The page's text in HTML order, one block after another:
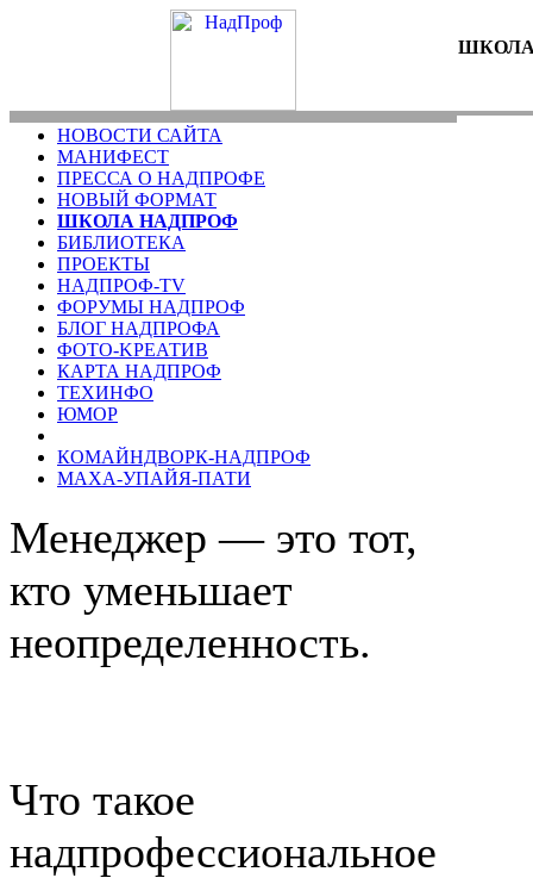
НОВОСТИ САЙТА
МАНИФЕСТ
ПРЕССА О НАДПРОФЕ
НОВЫЙ ФОРМАТ
ШКОЛА НАДПРОФ
БИБЛИОТЕКА
ПРОЕКТЫ
НАДПРОФ-TV
ФОРУМЫ НАДПРОФ
БЛОГ НАДПРОФА
ФОТО-KРЕАТИВ
КАРТА НАДПРОФ
ТЕХИНФО
ЮМОР
КОМАЙНДВОРК-НАДПРОФ
МАХА-УПАЙЯ-ПАТИ
Менеджер — это тот,
кто уменьшает
неопределенность.
Что такое
надпрофессиональное